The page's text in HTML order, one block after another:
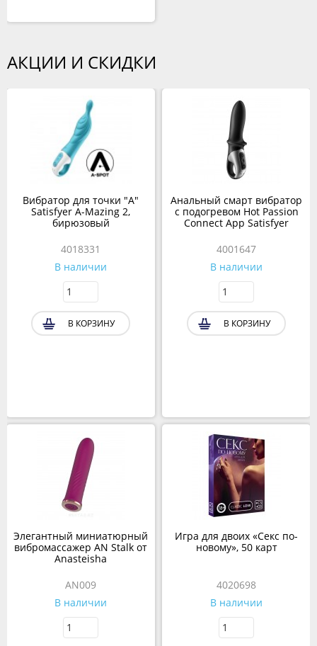
АКЦИИ И СКИДКИ
Вибратор для точки "А"
Satisfyer A-Mazing 2,
бирюзовый
4018331
В наличии
В КОРЗИНУ
Элегантный миниатюрный
вибромассажер AN Stalk от
Anasteisha
AN009
В наличии
Анальный смарт вибратор
с подогревом Hot Passion
Connect App Satisfyer
4001647
В наличии
В КОРЗИНУ
Игра для двоих «Секс по-
новому», 50 карт
4020698
В наличии